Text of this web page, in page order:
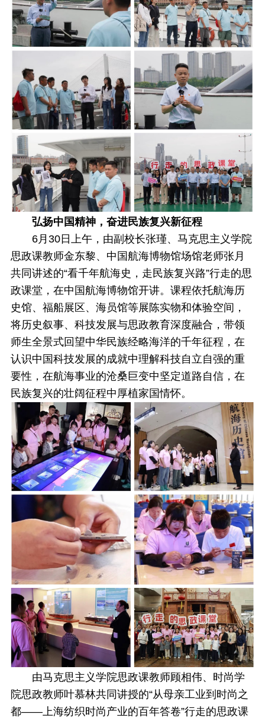
弘扬中国精神，奋进民族复兴新征程
6月30日上午，由副校长张瑾、马克思主义学院
思政课教师金东黎、中国航海博物馆场馆老师张月
共同讲述的“看千年航海史，走民族复兴路”行走的思
政课堂，在中国航海博物馆开讲。课程依托航海历
史馆、福船展区、海员馆等展陈实物和体验空间，
将历史叙事、科技发展与思政教育深度融合，带领
师生全景式回望中华民族经略海洋的千年征程，在
认识中国科技发展的成就中理解科技自立自强的重
要性，在航海事业的沧桑巨变中坚定道路自信，在
民族复兴的壮阔征程中厚植家国情怀。
由马克思主义学院思政课教师顾相伟、时尚学
院思政教师叶慕林共同讲授的“从母亲工业到时尚之
都——上海纺织时尚产业的百年答卷”行走的思政课